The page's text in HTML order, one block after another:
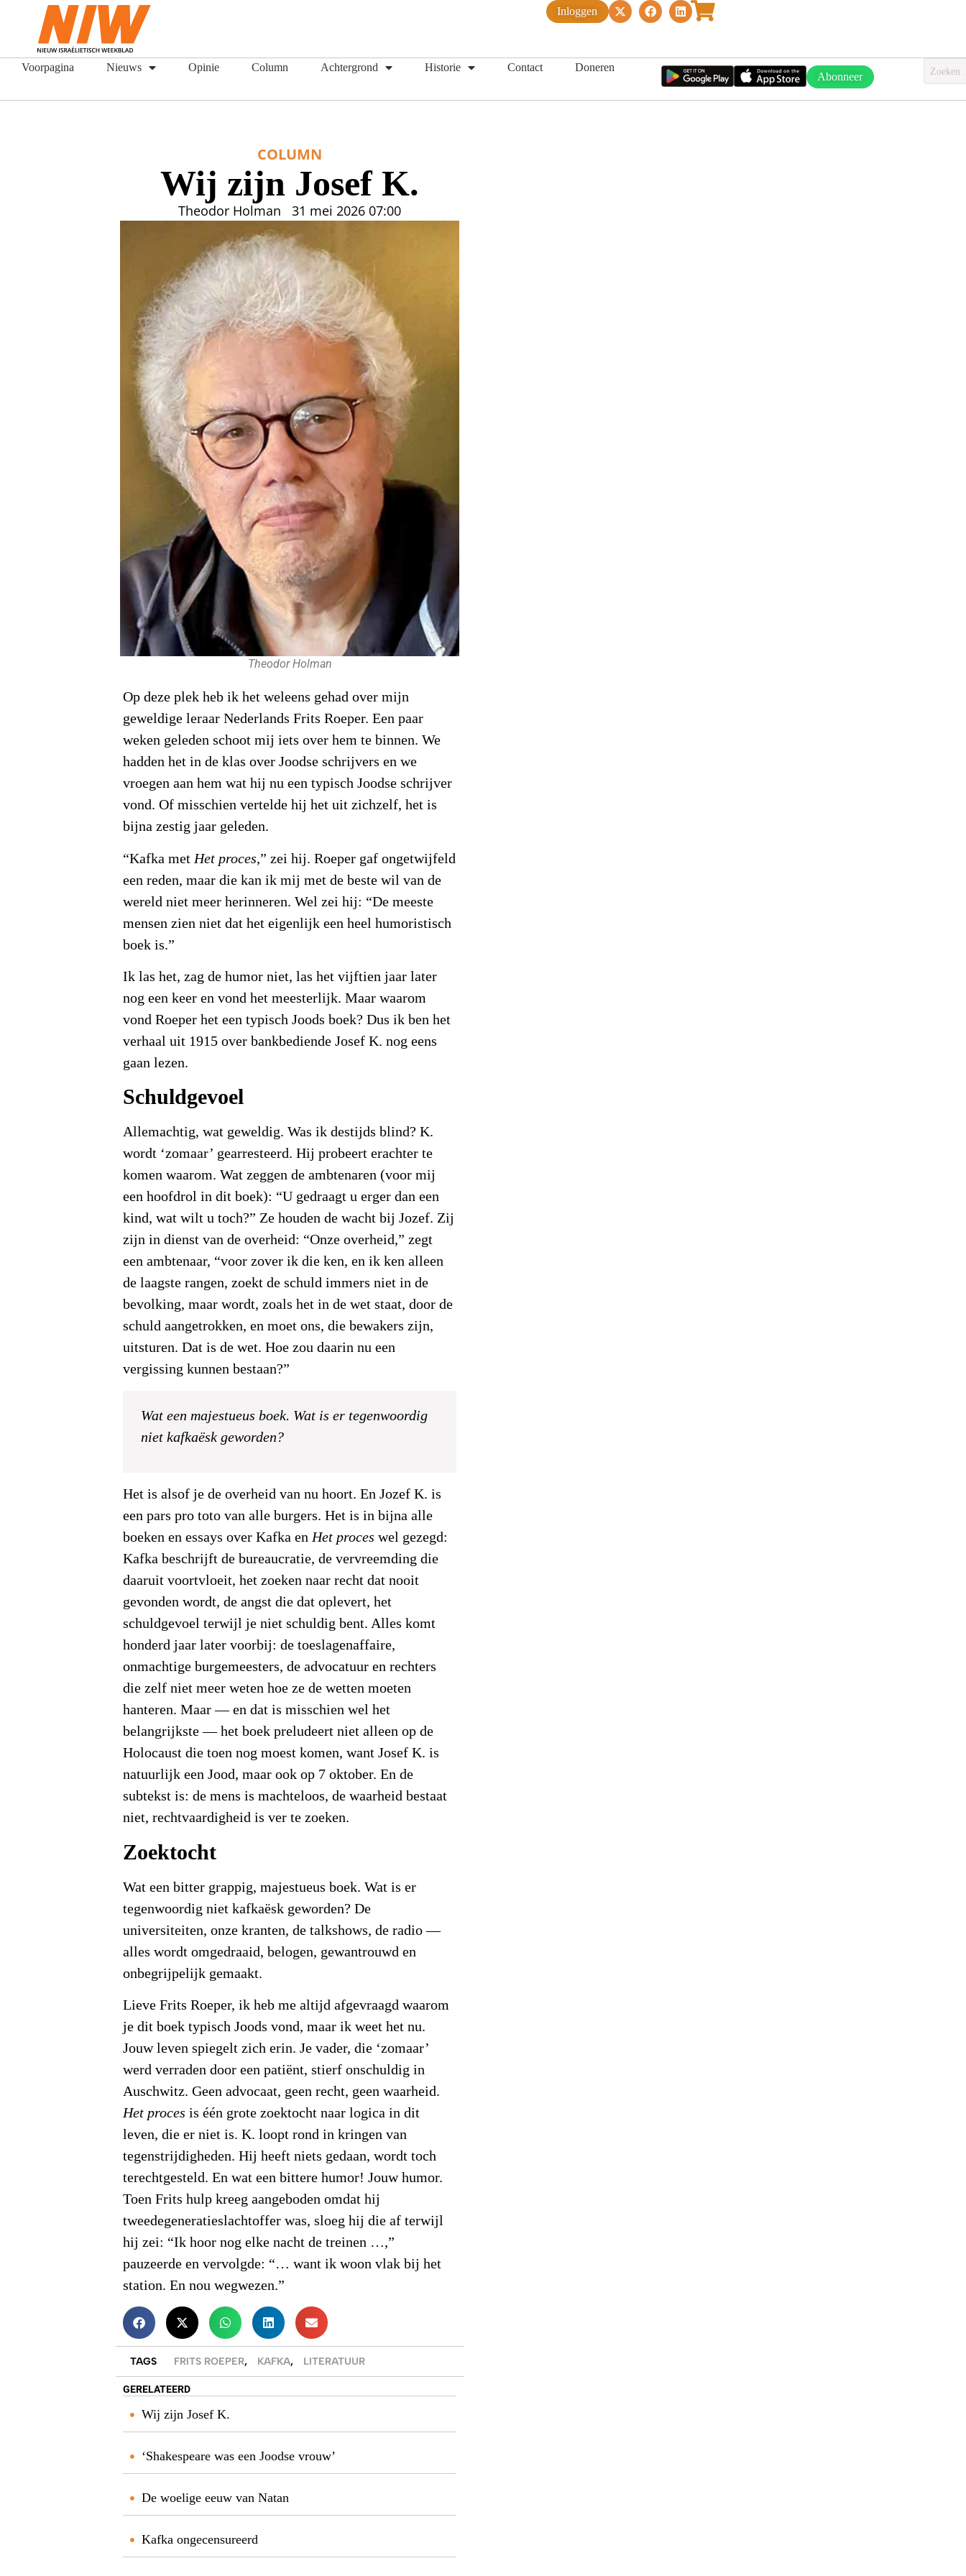
Inloggen
Voorpagina Nieuws Opinie Column Achtergrond Historie Contact Doneren
Abonneer
COLUMN
Wij zijn Josef K.
Theodor Holman 31 mei 2026 07:00
Theodor Holman
Op deze plek heb ik het weleens gehad over mijn
geweldige leraar Nederlands Frits Roeper. Een paar
weken geleden schoot mij iets over hem te binnen. We
hadden het in de klas over Joodse schrijvers en we
vroegen aan hem wat hij nu een typisch Joodse schrijver
vond. Of misschien vertelde hij het uit zichzelf, het is
bijna zestig jaar geleden.
“Kafka metHet proces,” zei hij. Roeper gaf ongetwijfeld
een reden, maar die kan ik mij met de beste wil van de
wereld niet meer herinneren. Wel zei hij: “De meeste
mensen zien niet dat het eigenlijk een heel humoristisch
boek is.”
Ik las het, zag de humor niet, las het vijftien jaar later
nog een keer en vond het meesterlijk. Maar waarom
vond Roeper het een typisch Joods boek? Dus ik ben het
verhaal uit 1915 over bankbediende Josef K. nog eens
gaan lezen.
Schuldgevoel
Allemachtig, wat geweldig. Was ik destijds blind? K.
wordt ‘zomaar’ gearresteerd. Hij probeert erachter te
komen waarom. Wat zeggen de ambtenaren (voor mij
een hoofdrol in dit boek): “U gedraagt u erger dan een
kind, wat wilt u toch?” Ze houden de wacht bij Jozef. Zij
zijn in dienst van de overheid: “Onze overheid,” zegt
een ambtenaar, “voor zover ik die ken, en ik ken alleen
de laagste rangen, zoekt de schuld immers niet in de
bevolking, maar wordt, zoals het in de wet staat, door de
schuld aangetrokken, en moet ons, die bewakers zijn,
uitsturen. Dat is de wet. Hoe zou daarin nu een
vergissing kunnen bestaan?”
Wat een majestueus boek. Wat is er tegenwoordig
niet kafkaësk geworden?
Het is alsof je de overheid van nu hoort. En Jozef K. is
een pars pro toto van alle burgers. Het is in bijna alle
boeken en essays over Kafka enHet proces wel gezegd:
Kafka beschrijft de bureaucratie, de vervreemding die
daaruit voortvloeit, het zoeken naar recht dat nooit
gevonden wordt, de angst die dat oplevert, het
schuldgevoel terwijl je niet schuldig bent. Alles komt
honderd jaar later voorbij: de toeslagenaffaire,
onmachtige burgemeesters, de advocatuur en rechters
die zelf niet meer weten hoe ze de wetten moeten
hanteren. Maar — en dat is misschien wel het
belangrijkste — het boek preludeert niet alleen op de
Holocaust die toen nog moest komen, want Josef K. is
natuurlijk een Jood, maar ook op 7 oktober. En de
subtekst is: de mens is machteloos, de waarheid bestaat
niet, rechtvaardigheid is ver te zoeken.
Zoektocht
Wat een bitter grappig, majestueus boek. Wat is er
tegenwoordig niet kafkaësk geworden? De
universiteiten, onze kranten, de talkshows, de radio —
alles wordt omgedraaid, belogen, gewantrouwd en
onbegrijpelijk gemaakt.
Lieve Frits Roeper, ik heb me altijd afgevraagd waarom
je dit boek typisch Joods vond, maar ik weet het nu.
Jouw leven spiegelt zich erin. Je vader, die ‘zomaar’
werd verraden door een patiënt, stierf onschuldig in
Auschwitz. Geen advocaat, geen recht, geen waarheid.
Het proces is één grote zoektocht naar logica in dit
leven, die er niet is. K. loopt rond in kringen van
tegenstrijdigheden. Hij heeft niets gedaan, wordt toch
terechtgesteld. En wat een bittere humor! Jouw humor.
Toen Frits hulp kreeg aangeboden omdat hij
tweedegeneratieslachtoffer was, sloeg hij die af terwijl
hij zei: “Ik hoor nog elke nacht de treinen …,”
pauzeerde en vervolgde: “… want ik woon vlak bij het
station. En nou wegwezen.”
TAGS FRITS ROEPER, KAFKA, LITERATUUR
GERELATEERD
Wij zijn Josef K.
‘Shakespeare was een Joodse vrouw’
De woelige eeuw van Natan
Kafka ongecensureerd